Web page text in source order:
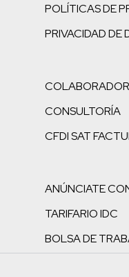
POLÍTICAS DE
PRIVACIDAD DE
CONSULTORÍA
CFDI SAT
ANÚNCIATE
TARIFARIO IDC
BOLSA DE